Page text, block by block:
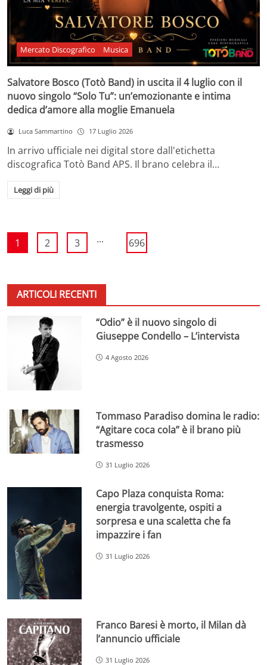
Mercato Discografico Musica
Salvatore Bosco (Totò Band) in uscita il 4 luglio con il
nuovo singolo “Solo Tu”: un’emozionante e intima
dedica d’amore alla moglie Emanuela
Luca Sammartino 17 Luglio 2026
In arrivo ufficiale nei digital store dall'etichetta
discografica Totò Band APS. Il brano celebra il…
Leggi di più
1 2 3 ... 696
ARTICOLI RECENTI
“Odio” è il nuovo singolo di
Giuseppe Condello – L’intervista
4 Agosto 2026
Tommaso Paradiso domina le radio:
“Agitare coca cola” è il brano più
trasmesso
31 Luglio 2026
Capo Plaza conquista Roma:
energia travolgente, ospiti a
sorpresa e una scaletta che fa
impazzire i fan
31 Luglio 2026
Franco Baresi è morto, il Milan dà
l’annuncio ufficiale
31 Luglio 2026